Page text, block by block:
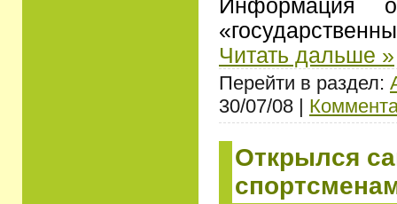
Информация
Читать дальше »
Перейти в раздел:
30/07/08 |
Открылся